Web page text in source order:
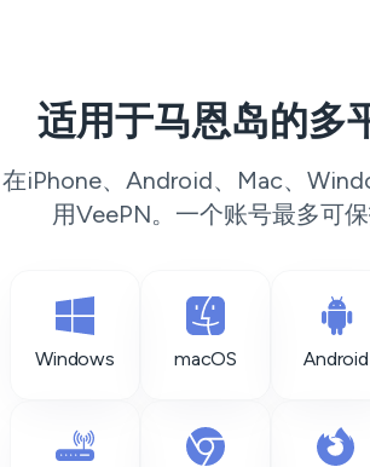
适用于马恩岛的多
在iPhone、Android、Mac、
用VeePN。一个账号最多可
Windows macOS Android